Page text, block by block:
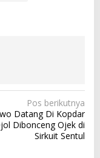
Pos berikutnya
Datang Di Kopdar
Dibonceng Ojek di
Sirkuit Sentul